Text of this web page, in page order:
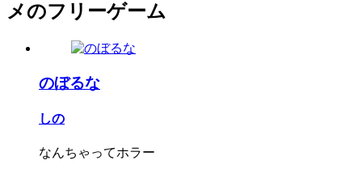
メのフリーゲーム
のぼるな
しの
なんちゃってホラー